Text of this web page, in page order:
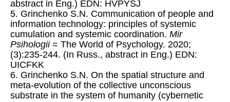
abstract in Eng.) EDN: HVPYSJ
5. Grinchenko S.N. Communication of people and
information technology: principles of systemic
cumulation and systemic coordination. Mir
Psihologii= The World of Psychology. 2020;
(3):235-244. (In Russ., abstract in Eng.) EDN:
UICFKK
6. Grinchenko S.N. On the spatial structure and
meta-evolution of the collective unconscious
substrate in the system of humanity (cybernetic